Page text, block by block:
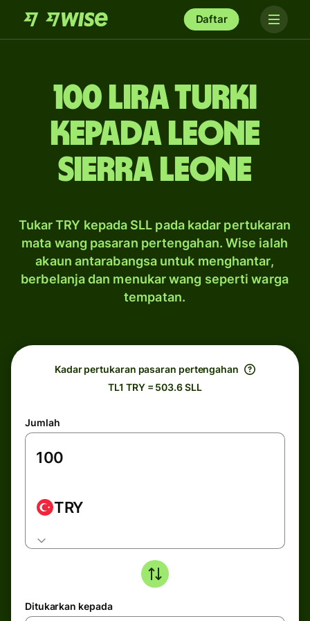
Daftar
100 lira Turki
kepada leone
Sierra Leone
Tukar TRY kepada SLL pada kadar pertukaran
mata wang pasaran pertengahan. Wise ialah
akaun antarabangsa untuk menghantar,
berbelanja dan menukar wang seperti warga
tempatan.
Kadar pertukaran pasaran pertengahan
TL1 TRY = 503.6 SLL
Jumlah
TRY
Ditukarkan kepada